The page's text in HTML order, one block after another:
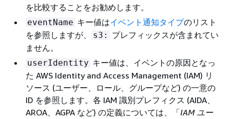
を比較することをお勧めします。
eventName キー値はイベント通知タイプのリスト
を参照しますが、
s3:
プレフィックスが含まれてい
ません。
userIdentity キー値は、イベントの原因となっ
た AWS Identity and Access Management (IAM) リ
ソース (ユーザー、ロール、グループなど) の一意の
ID を参照します。各 IAM 識別プレフィクス (AIDA、
AROA、AGPA など) の定義については、「IAM ユー